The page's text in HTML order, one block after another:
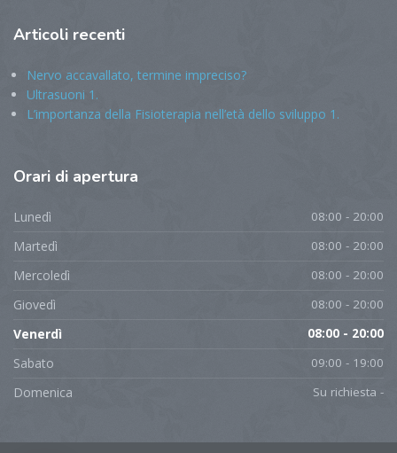
Articoli recenti
Nervo accavallato, termine impreciso?
Ultrasuoni 1.
L’importanza della Fisioterapia nell’età dello sviluppo 1.
Orari di apertura
Lunedì 08:00 - 20:00
Martedì 08:00 - 20:00
Mercoledì 08:00 - 20:00
Giovedì 08:00 - 20:00
Venerdì 08:00 - 20:00
Sabato 09:00 - 19:00
Domenica Su richiesta -